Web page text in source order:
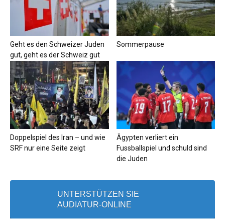
Geht es den Schweizer Juden
gut, geht es der Schweiz gut
Sommerpause
Doppelspiel des Iran – und wie
SRF nur eine Seite zeigt
Ägypten verliert ein
Fussballspiel und schuld sind
die Juden
UNTERSTÜTZEN SIE
AUDIATUR-ONLINE